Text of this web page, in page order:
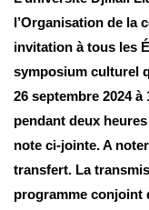
l’Organisation de la
invitation à tous les
symposium culturel
26 septembre 2024 à
pendant deux
note ci-jointe. A
transfert. La
programme conjoint